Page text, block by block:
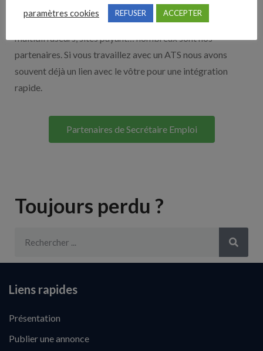
Découvrez nos partenaires ! Moteurs de recherches,
multidiffuseurs, sites payant… nombreux sont nos
partenaires. Si vous travaillez avec un ATS nous avons
souvent déjà un lien avec le vôtre pour une intégration
rapide.
Partenaires de Secrétaire Emploi
Toujours perdu ?
Liens rapides
Présentation
Publier une annonce
paramètres cookies REFUSER ACCEPTER